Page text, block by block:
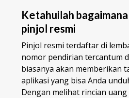
Ketahuilah
pinjol resmi
Pinjol resmi terdaftar di
nomor pendirian tercantum
biasanya akan memberikan
aplikasi yang bisa Anda
Dengan melihat rincian uang